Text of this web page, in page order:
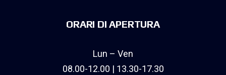
ORARI DI APERTURA
Lun – Ven
08.00-12.00 | 13.30-17.30